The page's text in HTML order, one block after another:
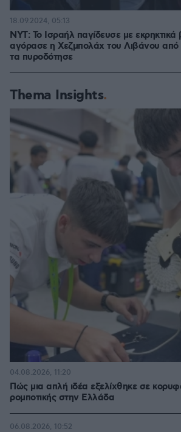
NYT: Το Ισραήλ παγίδευσε με
αγόρασε η Χεζμπολάχ του Λιβάνου
τα πυροδότησε
18.09.2024, 05:13
Thema Insights
Πώς μια απλή ιδέα εξελίχθηκε σε
ρομποτικής στην Ελλάδα
04.08.2026, 11:20
06.08.2026, 10:52